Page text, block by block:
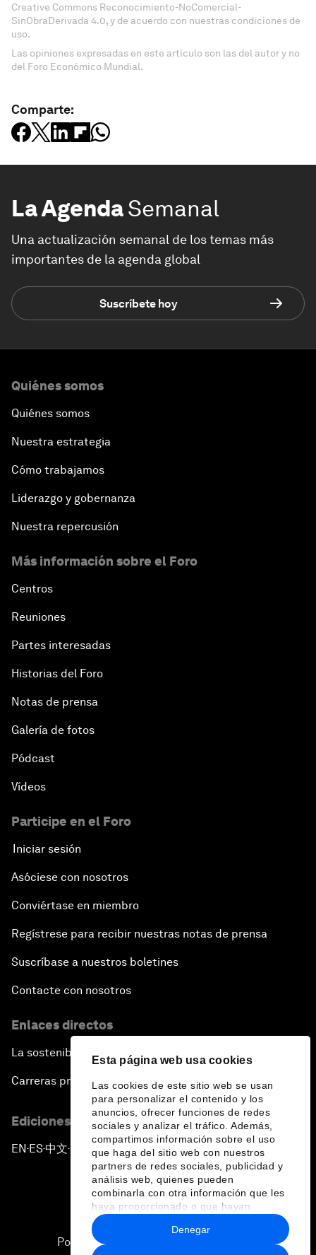
Esta página web usa cookies
Las cookies de este sitio web se usan
para personalizar el contenido y los
anuncios, ofrecer funciones de redes
sociales y analizar el tráfico. Además,
compartimos información sobre el uso
que haga del sitio web con nuestros
partners de redes sociales, publicidad y
análisis web, quienes pueden
combinarla con otra información que les
haya proporcionado o que hayan
recopilado a partir del uso que haya
hecho de sus servicios.
Denegar
Creative Commons Reconocimiento-NoComercial-
SinObraDerivada 4.0, y de acuerdo con nuestras condiciones de
uso.
Las opiniones expresadas en este artículo son las del autor y no
del Foro Económico Mundial.
Comparte:
La AgendaSemanal
Una actualización semanal de los temas más
importantes de la agenda global
Suscríbete hoy
Quiénes somos
Quiénes somos
Nuestra estrategia
Cómo trabajamos
Liderazgo y gobernanza
Nuestra repercusión
Más información sobre el Foro
Centros
Reuniones
Partes interesadas
Historias del Foro
Notas de prensa
Galería de fotos
Pódcast
Vídeos
Participe en el Foro
Iniciar sesión
Asóciese con nosotros
Conviértase en miembro
Regístrese para recibir nuestras notas de prensa
Suscríbase a nuestros boletines
Contacte con nosotros
Enlaces directos
La sostenibilidad en el Foro
Carreras profesionales
Ediciones en otros idiomas
EN ▪ES▪中文▪ 日本語
Política de privacidad y normas de uso